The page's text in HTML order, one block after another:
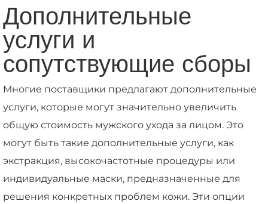
Дополнительные
услуги и
сопутствующие сборы
Многие поставщики предлагают дополнительные
услуги, которые могут значительно увеличить
общую стоимость мужского ухода за лицом. Это
могут быть такие дополнительные услуги, как
экстракция, высокочастотные процедуры или
индивидуальные маски, предназначенные для
решения конкретных проблем кожи. Эти опции